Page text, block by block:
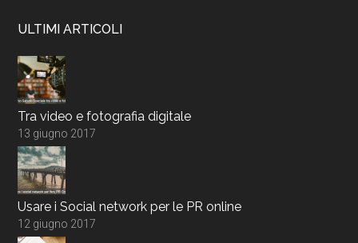
ULTIMI ARTICOLI
Tra video e fotografia digitale
13 giugno 2017
Usare i Social network per le PR online
12 giugno 2017